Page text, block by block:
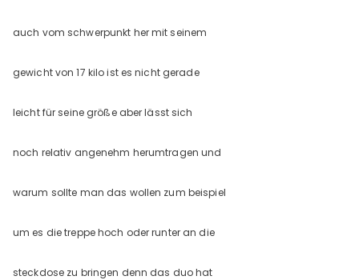
auch vom schwerpunkt her mit seinem
gewicht von 17 kilo ist es nicht gerade
leicht für seine größe aber lässt sich
noch relativ angenehm herumtragen und
warum sollte man das wollen zum beispiel
um es die treppe hoch oder runter an die
steckdose zu bringen denn das duo hat